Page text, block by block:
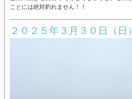
ことには絶対釣れません！！
２０２５年３月３０日